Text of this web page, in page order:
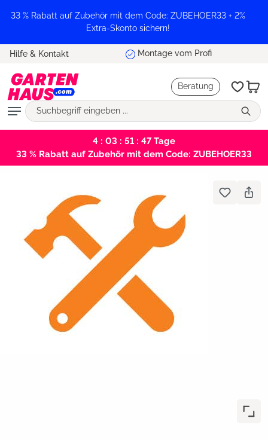
springen
33 % Rabatt auf Zubehör mit dem Code: ZUBEHOER33 + 2%
Extra-Skonto sichern!
Hilfe & Kontakt
Trustpilot
Beratung
4 : 03 : 51 : 47Tage
33 % Rabatt auf Zubehör mit dem Code: ZUBEHOER33